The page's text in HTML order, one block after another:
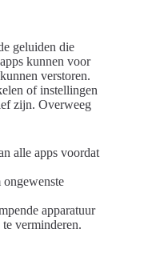
geluiden die
kunnen voor
verstoren.
of instellingen
zijn. Overweeg
alle apps voordat
ongewenste
apparatuur
verminderen.